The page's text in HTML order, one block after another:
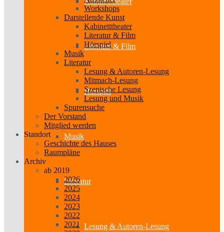
Literatur & Film
Hörspiel
Musik
Literatur
Lesung & Autoren-Lesung
Workshops
Darstellende Kunst
Kabinetttheater
Literatur & Film
Hörspiel
Musik
Literatur
Lesung & Autoren-Lesung
Mitmach-Lesung
Szenische Lesung
Lesung und Musik
Spurensuche
Der Vorstand
Mitglied werden
Standort
Geschichte des Hauses
Raumpläne
Archiv
ab 2019
2026
2025
2024
2023
2022
2021